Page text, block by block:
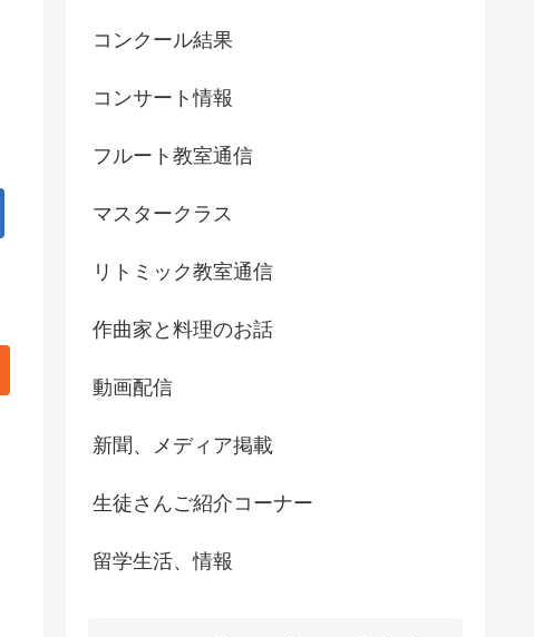
コンクール結果
コンサート情報
フルート教室通信
マスタークラス
リトミック教室通信
作曲家と料理のお話
動画配信
新聞、メディア掲載
生徒さんご紹介コーナー
留学生活、情報